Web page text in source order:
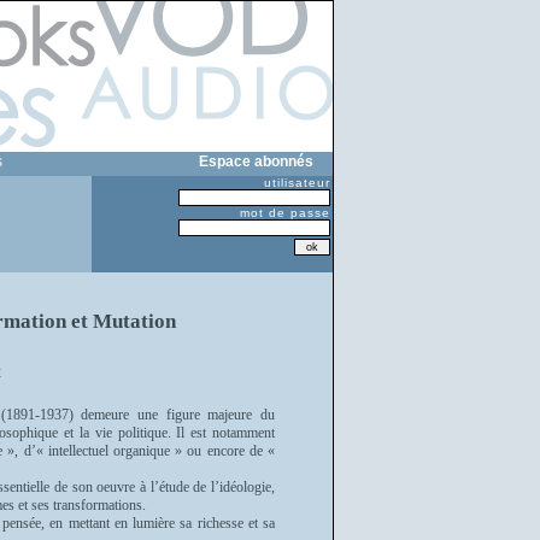
Espace abonnés
utilisateur
mot de passe
et Mutation
1937) demeure une figure majeure du
et la vie politique. Il est notamment
d’« intellectuel organique » ou encore de «
de son oeuvre à l’étude de l’idéologie,
et ses transformations.
en mettant en lumière sa richesse et sa